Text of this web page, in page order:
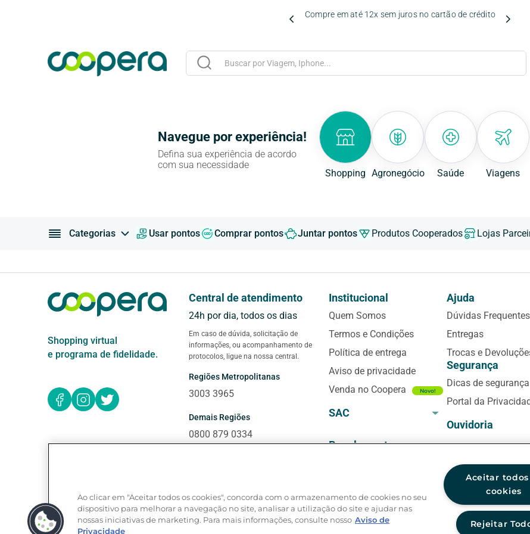
Compre em até 12x sem juros no cartão de crédito
Buscar por Viagem, Iphone...
Navegue por experiência!
Defina sua experiência de acordo
com sua necessidade
Shopping Agronegócio Saúde Viagens
Categorias Usar pontos Comprar pontos Juntar pontos Produtos Cooperados Lojas
Shopping virtual
e programa de fidelidade.
Central de atendimento
24h por dia, todos os dias
Em caso de dúvida, solicitação de
informações, ou acompanhamento de
protocolos, ligue na nossa central.
Regiões Metropolitanas
3003 3965
Demais Regiões
0800 879 0334
Deficientes auditivos ou fala
0800 940 0458
Institucional
Quem Somos
Termos e Condições
Política de entrega
Aviso de privacidade
Venda no Coopera
Novo!
SAC
Regulamentos
Ajuda
Dúvidas Frequentes
Entregas
Trocas e
Segurança
Dicas de segurança
Portal da
Ouvidoria
sobre o tema? Se
preciso falar
Central de
com a cooperativa.
0800 646 4001
Ao clicar em "Aceitar todos os cookies", concorda com o armazenamento de cookies no seu
dispositivo para melhorar a navegação no site, analisar a utilização do site e ajudar nas
nossas iniciativas de marketing. Para mais informações, consulte nosso Aviso de
Privacidade
Aceitar todos
cookies
Rejeitar